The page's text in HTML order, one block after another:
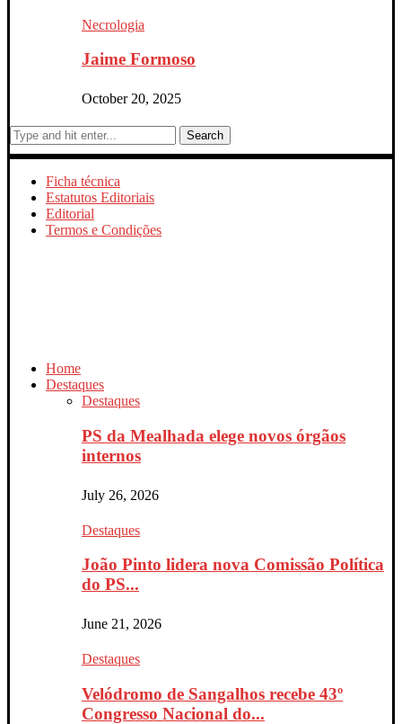
Necrologia
Jaime Formoso
October 20, 2025
Search
Ficha técnica
Estatutos Editoriais
Editorial
Termos e Condições
Home
Destaques
Destaques
PS da Mealhada elege novos órgãos
internos
July 26, 2026
Destaques
João Pinto lidera nova Comissão Política
do PS...
June 21, 2026
Destaques
Velódromo de Sangalhos recebe 43º
Congresso Nacional do...